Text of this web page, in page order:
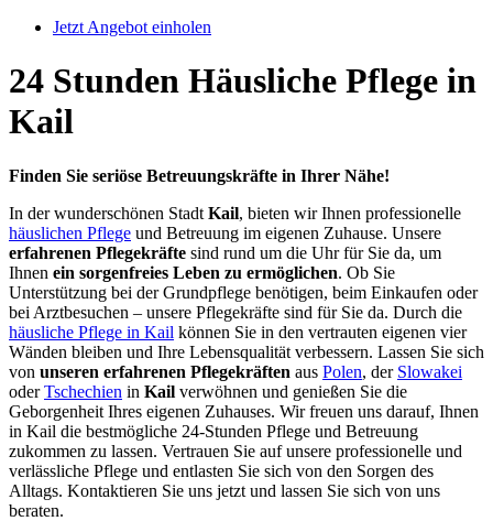
Jetzt Angebot einholen
24 Stunden Häusliche Pflege in
Kail
Finden Sie seriöse Betreuungskräfte in Ihrer Nähe!
In der wunderschönen Stadt Kail, bieten wir Ihnen professionelle
häuslichen Pflege und Betreuung im eigenen Zuhause. Unsere
erfahrenen Pflegekräfte sind rund um die Uhr für Sie da, um
Ihnen ein sorgenfreies Leben zu ermöglichen. Ob Sie
Unterstützung bei der Grundpflege benötigen, beim Einkaufen oder
bei Arztbesuchen – unsere Pflegekräfte sind für Sie da. Durch die
häusliche Pflege in Kail können Sie in den vertrauten eigenen vier
Wänden bleiben und Ihre Lebensqualität verbessern. Lassen Sie sich
von unseren erfahrenen Pflegekräften aus Polen, der Slowakei
oderTschechien in Kail verwöhnen und genießen Sie die
Geborgenheit Ihres eigenen Zuhauses. Wir freuen uns darauf, Ihnen
in Kail die bestmögliche 24-Stunden Pflege und Betreuung
zukommen zu lassen. Vertrauen Sie auf unsere professionelle und
verlässliche Pflege und entlasten Sie sich von den Sorgen des
Alltags. Kontaktieren Sie uns jetzt und lassen Sie sich von uns
beraten.